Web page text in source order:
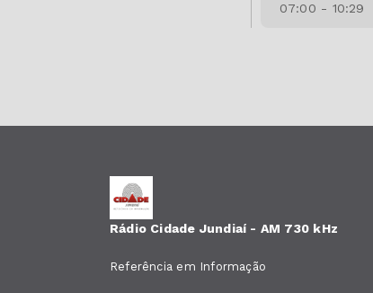
07:00 - 10:29
Rádio Cidade Jundiaí - AM 730 kHz
Referência em Informação